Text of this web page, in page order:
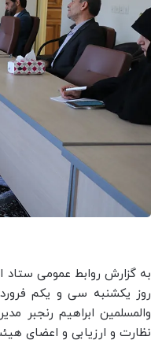
به گزارش روابط عمومی ستاد
روز یکشنبه سی و یکم
والمسلمین ابراهیم رنجبر
نظارت و ارزیابی و اعضای